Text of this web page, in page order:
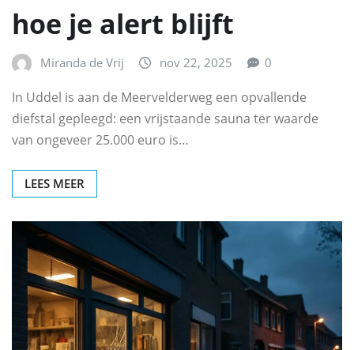
hoe je alert blijft
Miranda de Vrij nov 22, 2025 0
In Uddel is aan de Meervelderweg een opvallende
diefstal gepleegd: een vrijstaande sauna ter waarde
van ongeveer 25.000 euro is…
LEES MEER